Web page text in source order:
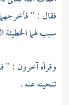
فقال : "
سبب لهما الخطيئة
وقرأه آخرون : "
تنحيته عنه .